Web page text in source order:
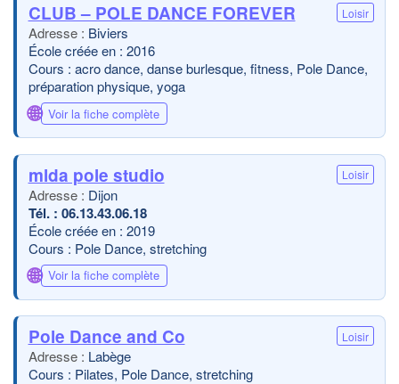
CLUB – POLE DANCE FOREVER Loisir
Biviers
École créée en : 2016
Cours : acro dance, danse burlesque, fitness, Pole Dance,
préparation physique, yoga
🌐 Voir la fiche complète
mlda pole studio Loisir
Dijon
06.13.43.06.18
École créée en : 2019
Cours : Pole Dance, stretching
🌐 Voir la fiche complète
Pole Dance and Co Loisir
Labège
Cours : Pilates, Pole Dance, stretching